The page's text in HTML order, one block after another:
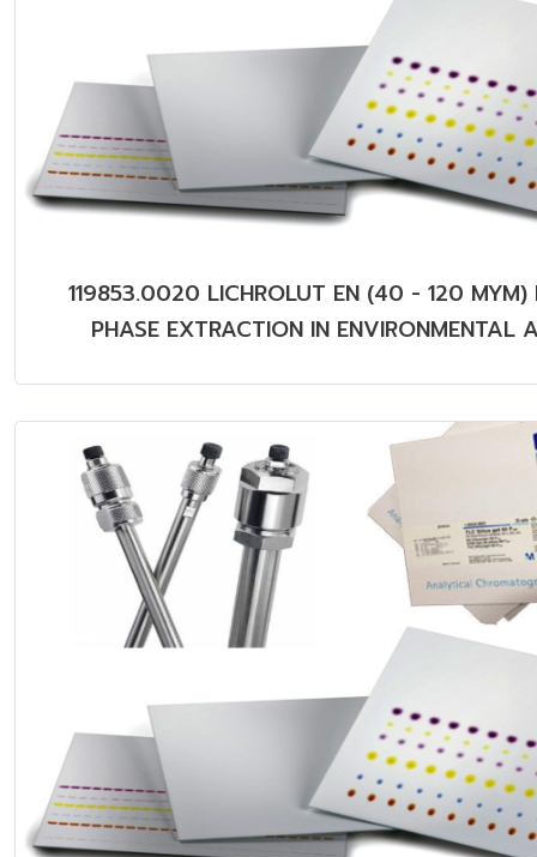
119853.0020 LICHROLUT EN (40 - 120 MYM)
PHASE EXTRACTION IN ENVIRONMENTAL